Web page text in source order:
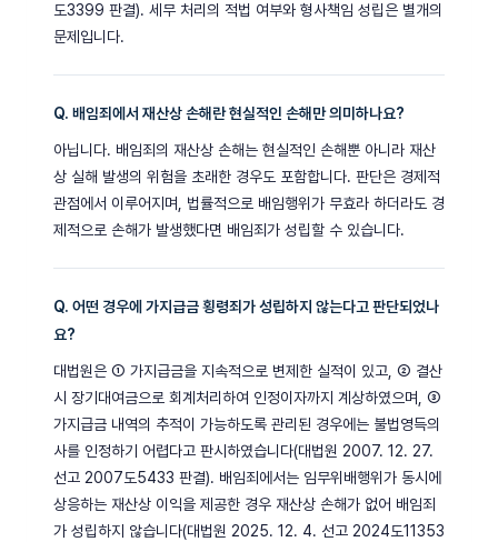
도3399 판결). 세무 처리의 적법 여부와 형사책임 성립은 별개의
문제입니다.
Q. 배임죄에서 재산상 손해란 현실적인 손해만 의미하나요?
아닙니다. 배임죄의 재산상 손해는 현실적인 손해뿐 아니라 재산
상 실해 발생의 위험을 초래한 경우도 포함합니다. 판단은 경제적
관점에서 이루어지며, 법률적으로 배임행위가 무효라 하더라도 경
제적으로 손해가 발생했다면 배임죄가 성립할 수 있습니다.
Q. 어떤 경우에 가지급금 횡령죄가 성립하지 않는다고 판단되었나
요?
대법원은 ① 가지급금을 지속적으로 변제한 실적이 있고, ② 결산
시 장기대여금으로 회계처리하여 인정이자까지 계상하였으며, ③
가지급금 내역의 추적이 가능하도록 관리된 경우에는 불법영득의
사를 인정하기 어렵다고 판시하였습니다(대법원 2007. 12. 27.
선고 2007도5433 판결). 배임죄에서는 임무위배행위가 동시에
상응하는 재산상 이익을 제공한 경우 재산상 손해가 없어 배임죄
가 성립하지 않습니다(대법원 2025. 12. 4. 선고 2024도11353